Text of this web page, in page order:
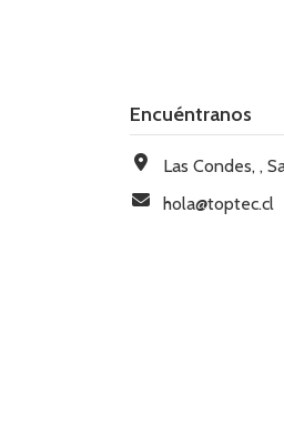
Encuéntranos
Las Condes, ,
hola@toptec.cl